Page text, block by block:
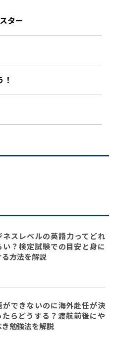
ター
ネスレベルの英語力ってどれ
い？検定試験での目安と身に
る方法を解説
ができないのに海外赴任が決
たらどうする？渡航前後にや
き勉強法を解説